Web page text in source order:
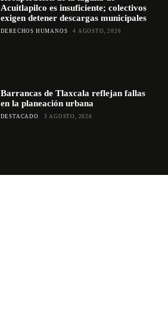
Acuitlapilco es insuficiente; colectivos
exigen detener descargas municipales
DERECHOS HUMANOS 4 AGOSTO, 2026
Barrancas de Tlaxcala reflejan fallas
en la planeación urbana
DESTACADO 3 AGOSTO, 2026